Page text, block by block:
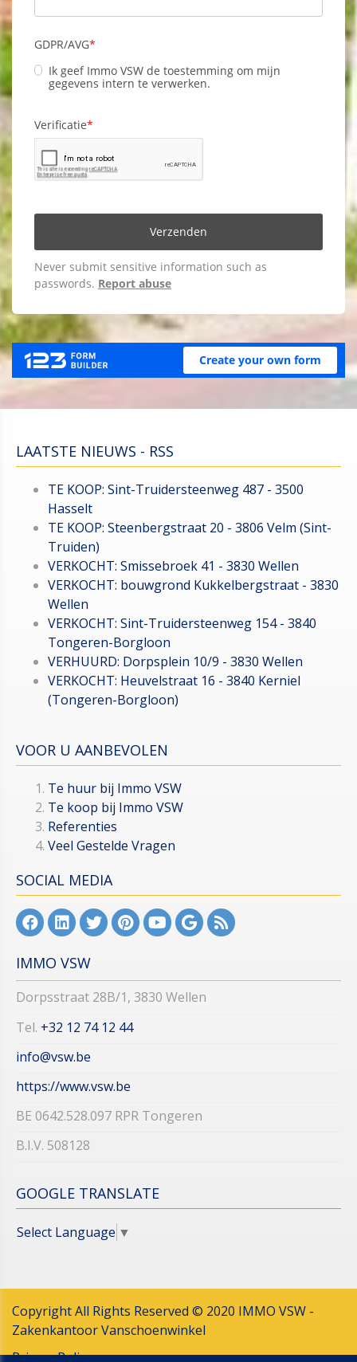
LAATSTE NIEUWS - RSS
TE KOOP: Sint-Truidersteenweg 487 - 3500
Hasselt
TE KOOP: Steenbergstraat 20 - 3806 Velm (Sint-
Truiden)
VERKOCHT: Smissebroek 41 - 3830 Wellen
VERKOCHT: bouwgrond Kukkelbergstraat - 3830
Wellen
VERKOCHT: Sint-Truidersteenweg 154 - 3840
Tongeren-Borgloon
VERHUURD: Dorpsplein 10/9 - 3830 Wellen
VERKOCHT: Heuvelstraat 16 - 3840 Kerniel
(Tongeren-Borgloon)
VOOR U AANBEVOLEN
Te huur bij Immo VSW
Te koop bij Immo VSW
Referenties
Veel Gestelde Vragen
SOCIAL MEDIA
IMMO VSW
Dorpsstraat 28B/1, 3830 Wellen
Tel. +32 12 74 12 44​​​​​​​
info@vsw.be
https://www.vsw.be
BE 0642.528.097 RPR Tongeren
B.I.V. 508128
GOOGLE TRANSLATE
Select Language ▼
Copyright All Rights Reserved © 2020 IMMO VSW -
Zakenkantoor Vanschoenwinkel
Privacy Policy